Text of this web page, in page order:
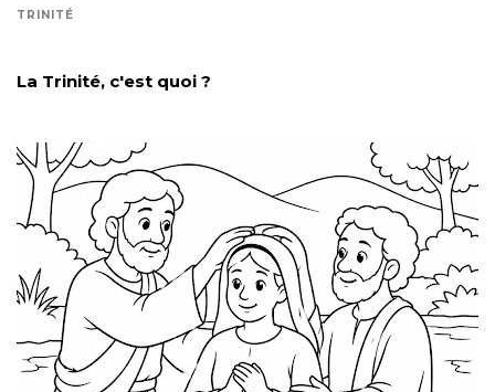
TRINITÉ
La Trinité, c'est quoi ?